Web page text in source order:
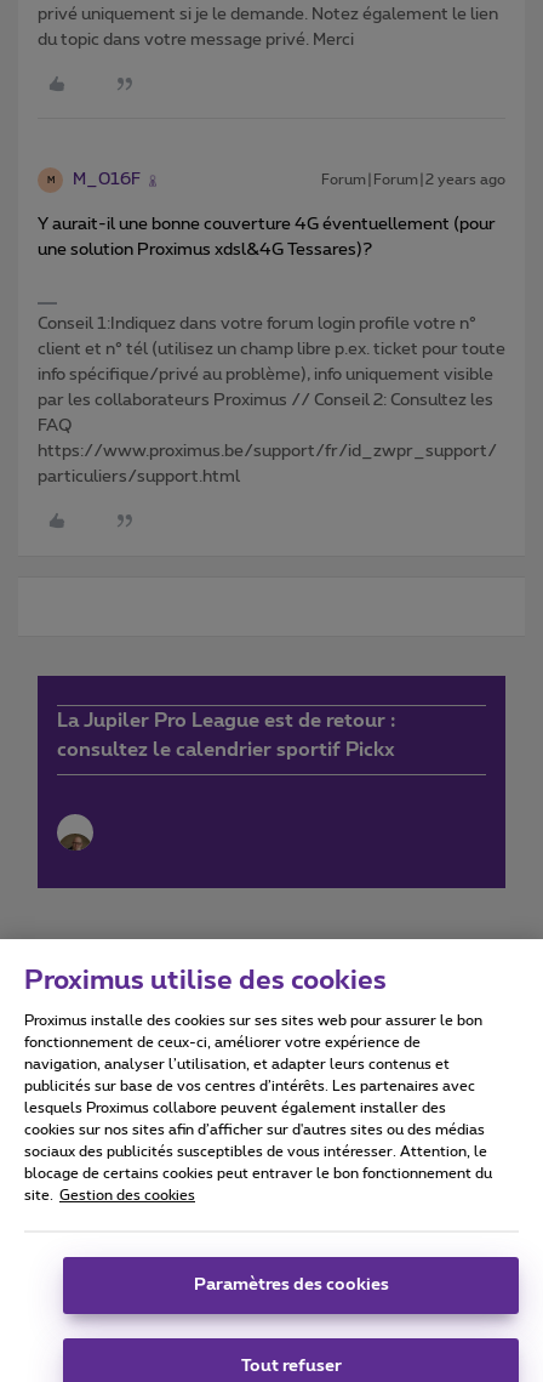
privé uniquement si je le demande. Notez également le lien
du topic dans votre message privé. Merci
M M_016F Forum|Forum|2 years ago
Y aurait-il une bonne couverture 4G éventuellement (pour
une solution Proximus xdsl&4G Tessares)?
Conseil 1:Indiquez dans votre forum login profile votre n°
client et n° tél (utilisez un champ libre p.ex. ticket pour toute
info spécifique/privé au problème), info uniquement visible
par les collaborateurs Proximus // Conseil 2: Consultez les
FAQ
https://www.proximus.be/support/fr/id_zwpr_support/
particuliers/support.html
La Jupiler Pro League est de retour :
consultez le calendrier sportif Pickx
Conditions d'utilisation Accessibility statement
Tous droits réservés. © 2026 Proximus
Conditions générales, info consommateur
Coordonnées de l’entreprise
Boulevard du Roi Albert II 27 - B-1030 Bruxelles.
Proximus utilise des cookies
Proximus installe des cookies sur ses sites web pour assurer le bon
fonctionnement de ceux-ci, améliorer votre expérience de
navigation, analyser l’utilisation, et adapter leurs contenus et
publicités sur base de vos centres d’intérêts. Les partenaires avec
lesquels Proximus collabore peuvent également installer des
cookies sur nos sites afin d’afficher sur d'autres sites ou des médias
sociaux des publicités susceptibles de vous intéresser. Attention, le
blocage de certains cookies peut entraver le bon fonctionnement du
site.
Gestion des cookies
Paramètres des cookies
Tout refuser